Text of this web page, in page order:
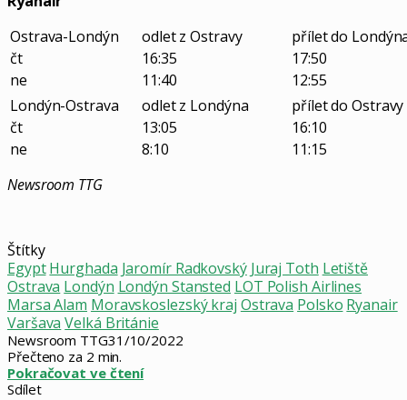
Ostrava-Londýn
odlet z Ostravy
přílet do
čt
16:35
17:50
ne
11:40
12:55
Londýn-Ostrava
odlet z Londýna
přílet do Ostravy
čt
13:05
16:10
ne
8:10
11:15
Newsroom TTG
Štítky
Egypt Hurghada Jaromír Radkovský Juraj Toth Letiště
Ostrava Londýn Londýn Stansted LOT Polish Airlines
Marsa Alam Moravskoslezský kraj Ostrava Polsko Ryanair
Varšava Velká Británie
Newsroom TTG31/10/2022
Přečteno za 2 min.
Pokračovat ve čtení
Sdílet